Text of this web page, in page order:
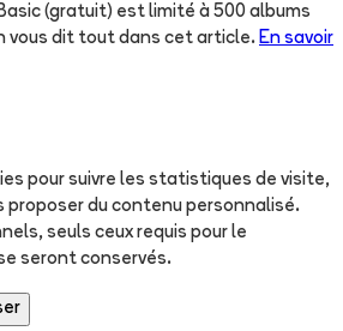
(gratuit) est limité à 500 albums
vous dit tout dans cet article. En savoir
pour suivre les statistiques de visite,
proposer du contenu personnalisé.
seuls ceux requis pour le
seront conservés.